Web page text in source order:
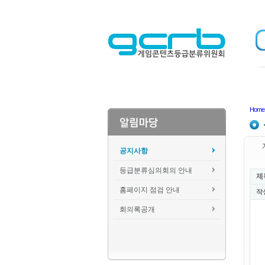
공지사항
등급분류심의회의 안내
홈페이지 점검 안내
회의록공개
Home
제
작